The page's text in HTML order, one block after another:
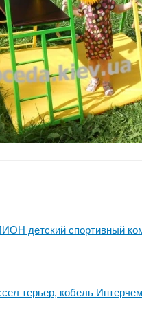
детский спортивный
терьер, кобель